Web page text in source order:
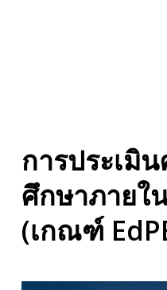
การประเมิ
ศึกษาภายใ
(เกณฑ์